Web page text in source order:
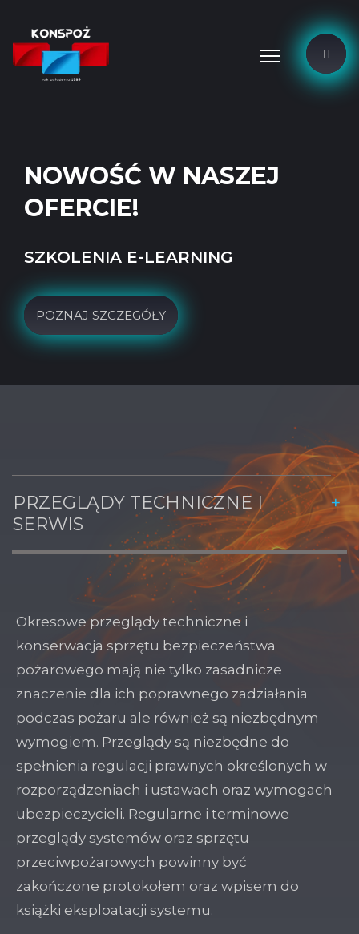
NOWOŚĆ W NASZEJ
OFERCIE!
SZKOLENIA E-LEARNING
POZNAJ SZCZEGÓŁY
PRZEGLĄDY TECHNICZNE I
SERWIS
Okresowe przeglądy techniczne i
konserwacja sprzętu bezpieczeństwa
pożarowego mają nie tylko zasadnicze
znaczenie dla ich poprawnego zadziałania
podczas pożaru ale również są niezbędnym
wymogiem. Przeglądy są niezbędne do
spełnienia regulacji prawnych określonych w
rozporządzeniach i ustawach oraz wymogach
ubezpieczycieli. Regularne i terminowe
przeglądy systemów oraz sprzętu
przeciwpożarowych powinny być
zakończone protokołem oraz wpisem do
książki eksploatacji systemu.